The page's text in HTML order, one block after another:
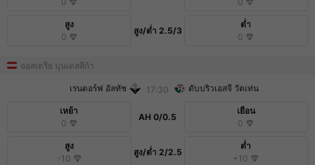
สูง
0
สูง/ต่ำ 2.5/3
ต่ำ
0
ออสเตรีย บุนเดสลีก้า
เรนดอร์ฟ อัลทัช 17:30 ดับบริวเอสจี วัตเท่น
เหย้า
0
AH 0/0.5
เยือน
0
สูง
-10
สูง/ต่ำ 2/2.5
ต่ำ
+10